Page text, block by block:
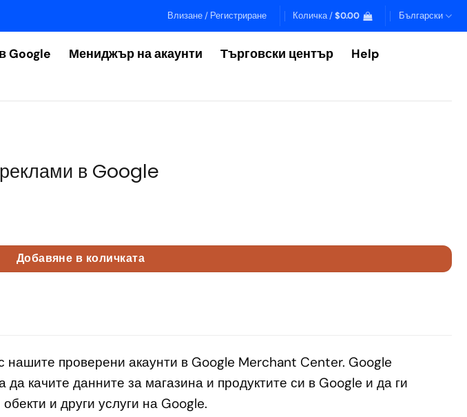
Влизане / Регистриране Количка /$0.00 Български
Google Мениджър на акаунти Търговски център
Help
в Google
Добавяне в количката
нашите проверени акаунти в Google Merchant Center. Google
качите данните за магазина и продуктите си в Google и да ги
и други услуги на Google.